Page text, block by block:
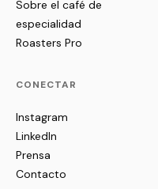
Sobre el café de
especialidad
Roasters Pro
CONECTAR
Instagram
LinkedIn
Prensa
Contacto